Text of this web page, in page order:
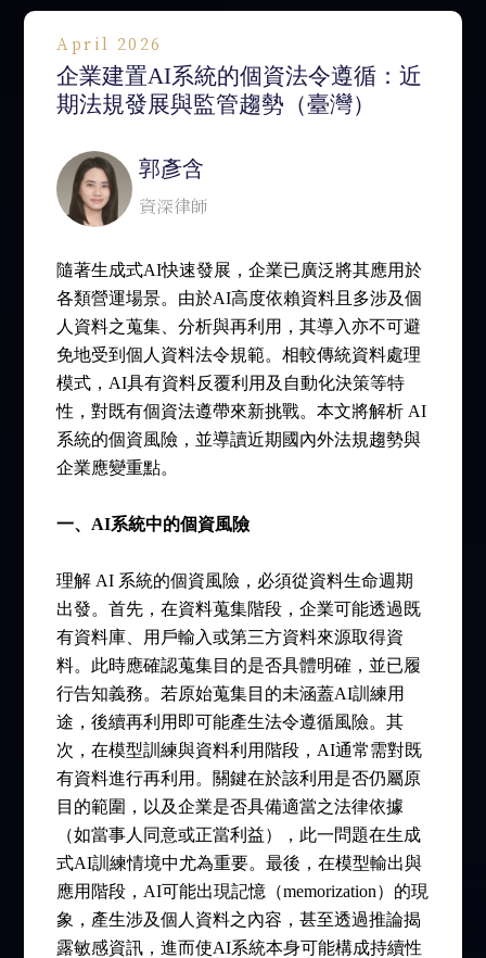
April 2026
企業建置AI系統的個資法令遵循：近
期法規發展與監管趨勢（臺灣）
郭彥含
資深律師
隨著生成式AI快速發展，企業已廣泛將其應用於
各類營運場景。由於AI高度依賴資料且多涉及個
人資料之蒐集、分析與再利用，其導入亦不可避
免地受到個人資料法令規範。相較傳統資料處理
模式，AI具有資料反覆利用及自動化決策等特
性，對既有個資法遵帶來新挑戰。本文將解析 AI
系統的個資風險，並導讀近期國內外法規趨勢與
企業應變重點。
一、AI系統中的個資風險
理解 AI 系統的個資風險，必須從資料生命週期
出發。首先，在資料蒐集階段，企業可能透過既
有資料庫、用戶輸入或第三方資料來源取得資
料。此時應確認蒐集目的是否具體明確，並已履
行告知義務。若原始蒐集目的未涵蓋AI訓練用
途，後續再利用即可能產生法令遵循風險。其
次，在模型訓練與資料利用階段，AI通常需對既
有資料進行再利用。關鍵在於該利用是否仍屬原
目的範圍，以及企業是否具備適當之法律依據
（如當事人同意或正當利益），此一問題在生成
式AI訓練情境中尤為重要。最後，在模型輸出與
應用階段，AI可能出現記憶（memorization）的現
象，產生涉及個人資料之內容，甚至透過推論揭
露敏感資訊，進而使AI系統本身可能構成持續性